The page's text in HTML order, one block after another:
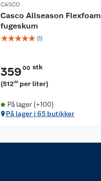
CASCO
Casco Allseason Flexfoam
fugeskum
☆☆☆☆☆ (1)
359 00 stk
(51286 per liter)
På lager (+100)
På lager i 65 butikker